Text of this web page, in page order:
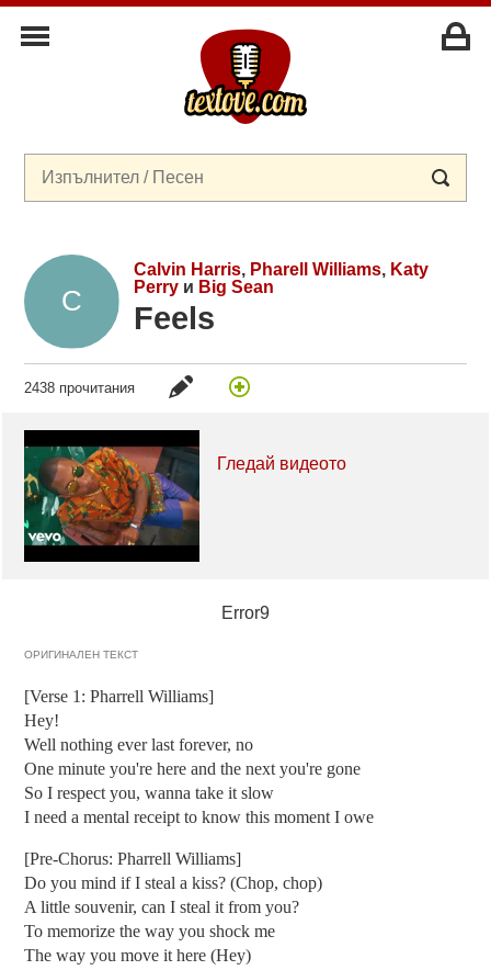
Calvin Harris, Pharell Williams, Katy
Perryи Big Sean
Feels
2438 прочитания
Гледай видеото
Error9
ОРИГИНАЛЕН ТЕКСТ
[Verse 1: Pharrell Williams]
Hey!
Well nothing ever last forever, no
One minute you're here and the next you're gone
So I respect you, wanna take it slow
I need a mental receipt to know this moment I owe
[Pre-Chorus: Pharrell Williams]
Do you mind if I steal a kiss? (Chop, chop)
A little souvenir, can I steal it from you?
To memorize the way you shock me
The way you move it here (Hey)